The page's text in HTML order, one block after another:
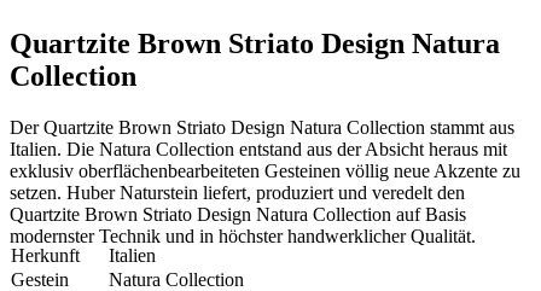
Quartzite Brown Striato Design Natura
Collection
Der Quartzite Brown Striato Design Natura Collection stammt aus
Italien. Die Natura Collection entstand aus der Absicht heraus mit
exklusiv oberflächenbearbeiteten Gesteinen völlig neue Akzente zu
setzen. Huber Naturstein liefert, produziert und veredelt den
Quartzite Brown Striato Design Natura Collection auf Basis
modernster Technik und in höchster handwerklicher Qualität.
Herkunft
Italien
Gestein
Natura Collection